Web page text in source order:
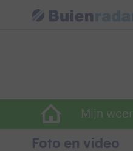
Mijn weer
Foto en video